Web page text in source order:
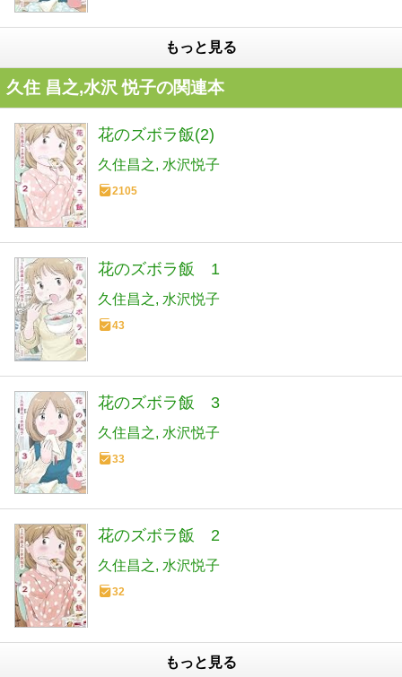
もっと見る
久住 昌之,水沢 悦子の関連本
花のズボラ飯(2)
久住昌之 水沢悦子
2105
花のズボラ飯 1
久住昌之 水沢悦子
43
花のズボラ飯 3
久住昌之 水沢悦子
33
花のズボラ飯 2
久住昌之 水沢悦子
32
もっと見る